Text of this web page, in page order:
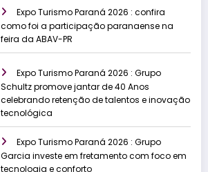
Expo Turismo Paraná 2026 : confira
como foi a participação paranaense na
feira da ABAV-PR
Expo Turismo Paraná 2026 : Grupo
Schultz promove jantar de 40 Anos
celebrando retenção de talentos e inovação
tecnológica
Expo Turismo Paraná 2026 : Grupo
Garcia investe em fretamento com foco em
tecnologia e conforto